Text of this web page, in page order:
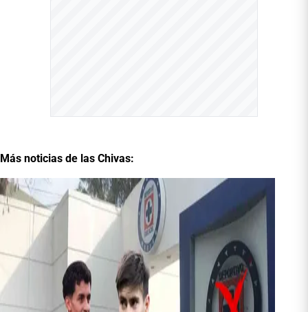
Más noticias de las Chivas: